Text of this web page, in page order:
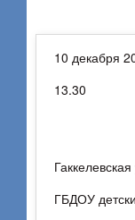
10 декабря
13.30
ГБДОУ